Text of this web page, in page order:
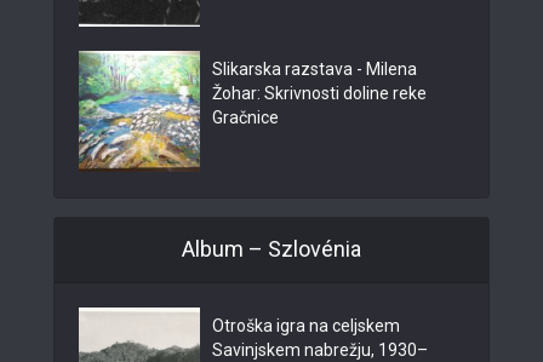
Slikarska razstava - Milena
Žohar: Skrivnosti doline reke
Gračnice
Album – Szlovénia
Otroška igra na celjskem
Savinjskem nabrežju, 1930–